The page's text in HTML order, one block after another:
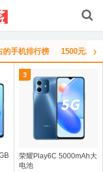
的手机排行榜 1500元左›
3
荣耀Play6C 5000mAh大
电池